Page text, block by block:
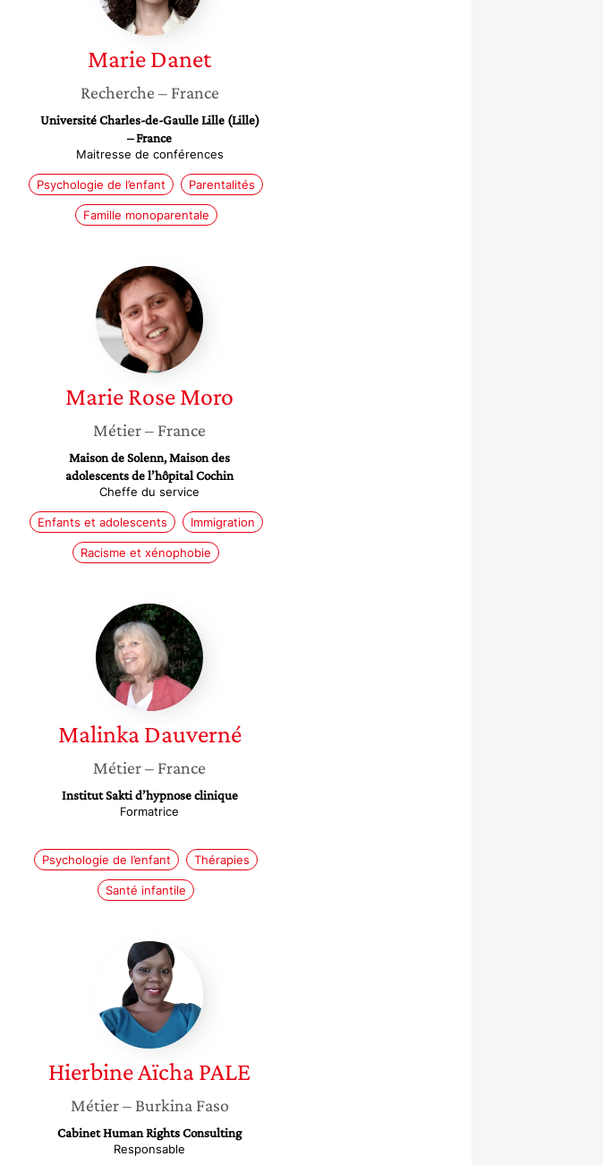
MarieDanet
Recherche – France
Université Charles-de-Gaulle Lille (Lille)
– France
Maitresse de conférences
Psychologie de l’enfant Parentalités
Famille monoparentale
Marie
Rose
Moro
Marie RoseMoro
Métier– France
Maison de Solenn, Maison des
adolescents de l’hôpital Cochin
Cheffe du service
Enfants et adolescents Immigration
Racisme et xénophobie
Malinka
Dauverné
Malinka Dauverné
Métier– France
Institut Sakti d’hypnose clinique
Formatrice
Psychologie de l’enfant Thérapies
Santé infantile
Hierbine
Aïcha
PALE
Hierbine AïchaPALE
Métier – Burkina Faso
Cabinet Human Rights Consulting
Responsable